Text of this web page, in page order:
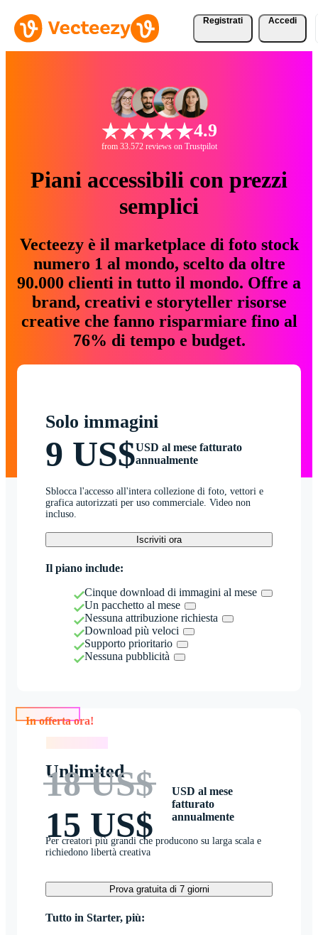
Registrati Accedi
4.9
from 33.572 reviews on Trustpilot
Piani accessibili con prezzi
semplici
Vecteezy è il marketplace di foto stock
numero 1 al mondo, scelto da oltre
90.000 clienti in tutto il mondo. Offre a
brand, creativi e storyteller risorse
creative che fanno risparmiare fino al
76% di tempo e budget.
Solo immagini
9 US$USD al mese fatturato
annualmente
Sblocca l'accesso all'intera collezione di foto, vettori e
grafica autorizzati per uso commerciale. Video non
incluso.
Iscriviti ora
Il piano include:
Cinque download di immagini al mese
Un pacchetto al mese
Nessuna attribuzione richiesta
Download più veloci
Supporto prioritario
Nessuna pubblicità
Unlimited
18 US$
15 US$
USD al mese
fatturato
annualmente
Per creatori più grandi che producono su larga scala e
richiedono libertà creativa
Prova gratuita di 7 giorni
Tutto in Starter, più: